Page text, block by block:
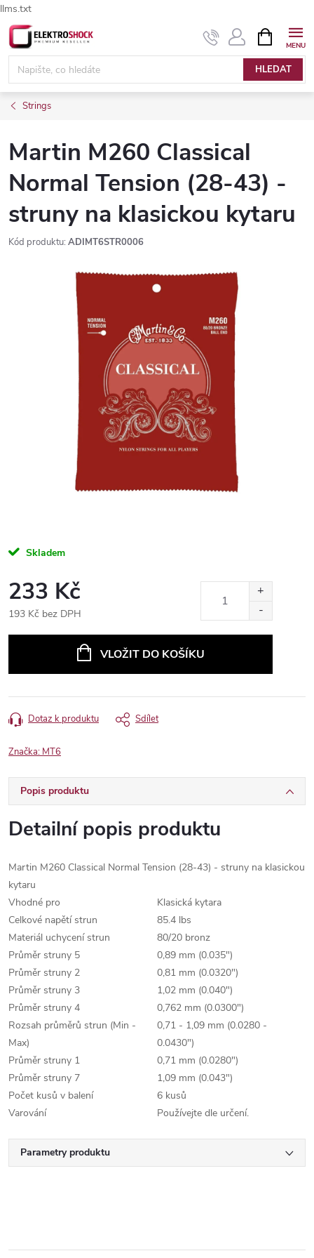
llms.txt
Přejít
na
obsah
HLEDAT
NÁKUPNÍ
KOŠÍK
Strings
Martin M260 Classical
Normal Tension (28-43) -
struny na klasickou kytaru
Kód produktu: ADIMT6STR0006
Skladem
233 Kč
193 Kč bez DPH
VLOŽIT DO KOŠÍKU
Dotaz k produktu Sdílet
Značka: MT6
Popis produktu
Detailní popis produktu
Martin M260 Classical Normal Tension (28-43) - struny na klasickou
kytaru
Vhodné pro
Klasická kytara
Celkové napětí strun
85.4 lbs
Materiál uchycení strun
80/20 bronz
Průměr struny 5
0,89 mm (0.035")
Průměr struny 2
0,81 mm (0.0320")
Průměr struny 3
1,02 mm (0.040")
Průměr struny 4
0,762 mm (0.0300")
Rozsah průměrů strun (Min -
Max)
0,71 - 1,09 mm (0.0280 -
0.0430")
Průměr struny 1
0,71 mm (0.0280")
Průměr struny 7
1,09 mm (0.043")
Počet kusů v balení
6 kusů
Varování
Používejte dle určení.
Parametry produktu
Elektroshock.cz - Chat